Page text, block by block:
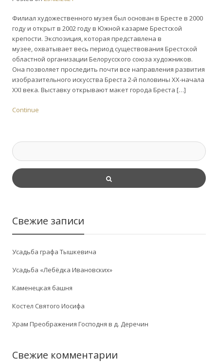
Филиал художественного музея был основан в Бресте в 2000
году и открыт в 2002 году в Южной казарме Брестской
крепости. Экспозиция, которая представлена в
музее, охватывает весь период существования Брестской
областной организации Белорусского союза художников.
Она позволяет проследить почти все направления развития
изобразительного искусства Бреста 2-й половины ХХ-начала
ХХІ века. Выставку открывают макет города Бреста […]
Continue
Свежие записи
Усадьба графа Тышкевича
Усадьба «Лебёдка Ивановских»
Каменецкая башня
Костел Святого Иосифа
Храм Преображения Господня в д. Деречин
Свежие комментарии